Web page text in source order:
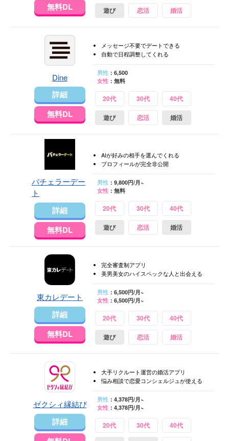
無料DL
遊び 恋活 婚活
Dine
詳細
無料DL
メッセージ不要でデートできる
自動で日程調整してくれる
男性：6,500
女性：無料
20代 30代 40代
遊び 恋活 婚活
バチェラーデー
ト
詳細
無料DL
AIが好みの相手を選んでくれる
プロフィールが完全非公開
男性：9,800円/月~
女性：無料
20代 30代 40代
遊び 恋活 婚活
東カレデート
詳細
無料DL
完全審査制アプリ
美男美女のハイスペックな人と出会える
男性：6,500円/月~
女性：6,500円/月~
20代 30代 40代
遊び 恋活 婚活
ゼクシィ縁結び
詳細
大手リクルート運営の婚活アプリ
悩み相談で恋愛コンシェルジュが使える
男性：4,378円/月~
女性：4,378円/月~
20代 30代 40代